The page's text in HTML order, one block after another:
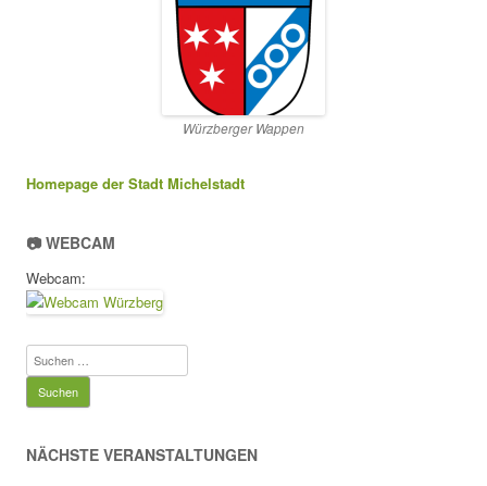
Würzberger Wappen
Homepage der Stadt Michelstadt
📷 WEBCAM
Webcam:
Suchen
nach:
NÄCHSTE VERANSTALTUNGEN